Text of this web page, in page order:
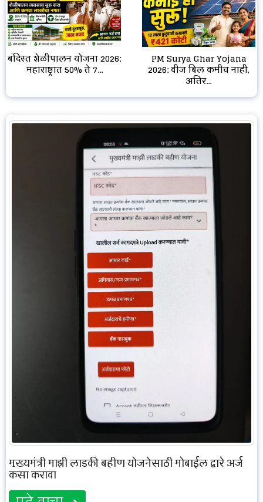
बंदिस्त शेळीपालन योजना 2026:
महाराष्ट्रात 50% ते 7...
PM Surya Ghar Yojana
2026: वीज बिल कमीच नाही,
अतिर...
मुख्यमंत्री माझी लाडकी बहीण योजनेसाठी मोबाईल द्वारे अर्ज
कसा करावा